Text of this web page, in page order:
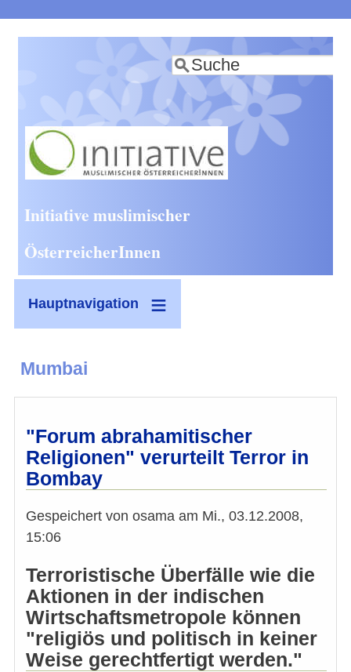
zum
Inhalt
Suche
Initiative muslimischer
ÖsterreicherInnen
Hauptnavigation
Mumbai
"Forum abrahamitischer
Religionen" verurteilt Terror in
Bombay
Gespeichert von osama am Mi., 03.12.2008,
15:06
Terroristische Überfälle wie die
Aktionen in der indischen
Wirtschaftsmetropole können
"religiös und politisch in keiner
Weise gerechtfertigt werden."